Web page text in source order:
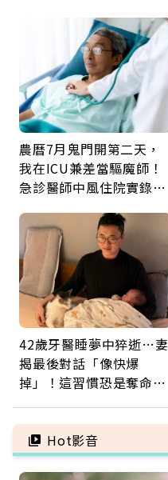
農曆7月鬼門開第二天，
我在ICU兼差當驅魔師！
急診醫師中風住院實錄：
42歲牙醫睡夢中猝逝…妻
揭最後對話「像快爆
掉」！這習慣恐是奪命原
命交換
Hot影音